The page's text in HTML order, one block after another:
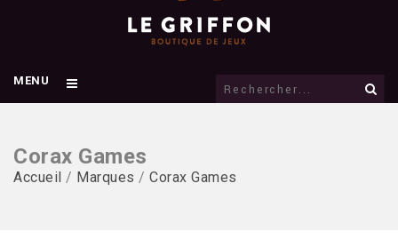
MENU
Corax Games
Accueil / Marques / Corax Games